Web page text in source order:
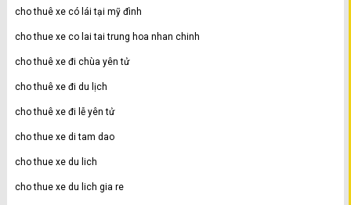
cho thuê xe có lái tại mỹ đình
cho thue xe co lai tai trung hoa nhan chinh
cho thuê xe đi chùa yên tử
cho thuê xe đi du lịch
cho thuê xe đi lễ yên tử
cho thue xe di tam dao
cho thue xe du lich
cho thue xe du lich gia re